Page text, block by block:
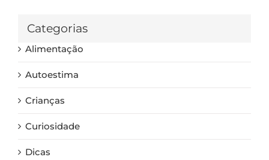
Categorias
Alimentação
Autoestima
Crianças
Curiosidade
Dicas